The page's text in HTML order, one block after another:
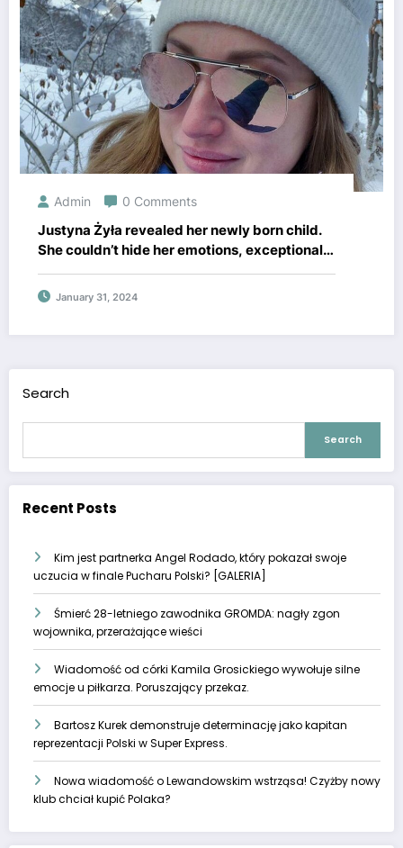
Admin 0 Comments
Justyna Żyła revealed her newly born child.
She couldn’t hide her emotions, exceptional
photo
January 31, 2024
Search
Search
Recent Posts
Kim jest partnerka Angel Rodado, który pokazał swoje
uczucia w finale Pucharu Polski? [GALERIA]
Śmierć 28-letniego zawodnika GROMDA: nagły zgon
wojownika, przerażające wieści
Wiadomość od córki Kamila Grosickiego wywołuje silne
emocje u piłkarza. Poruszający przekaz.
Bartosz Kurek demonstruje determinację jako kapitan
reprezentacji Polski w Super Express.
Nowa wiadomość o Lewandowskim wstrząsa! Czyżby nowy
klub chciał kupić Polaka?